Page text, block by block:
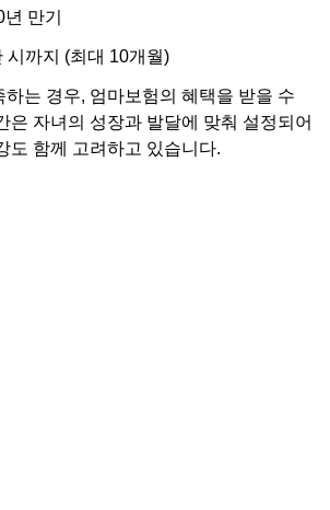
만기
시까지 (최대 10개월)
하는 경우, 엄마보험의 혜택을 받을 수
은 자녀의 성장과 발달에 맞춰 설정되어
도 함께 고려하고 있습니다.